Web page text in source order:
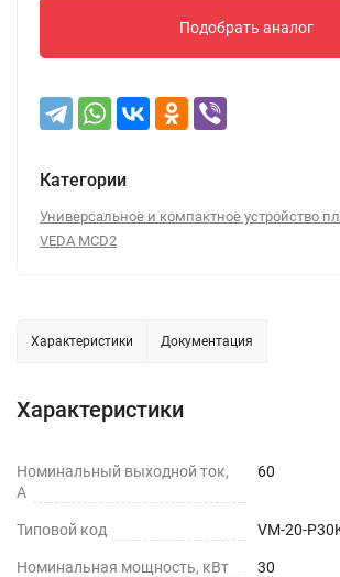
Подобрать аналог
Категории
Универсальное и компактное устройство
VEDA MCD2
Характеристики Документация
Характеристики
Номинальный выходной ток,
А
60
Типовой код VM-20-
Номинальная мощность, кВт 30